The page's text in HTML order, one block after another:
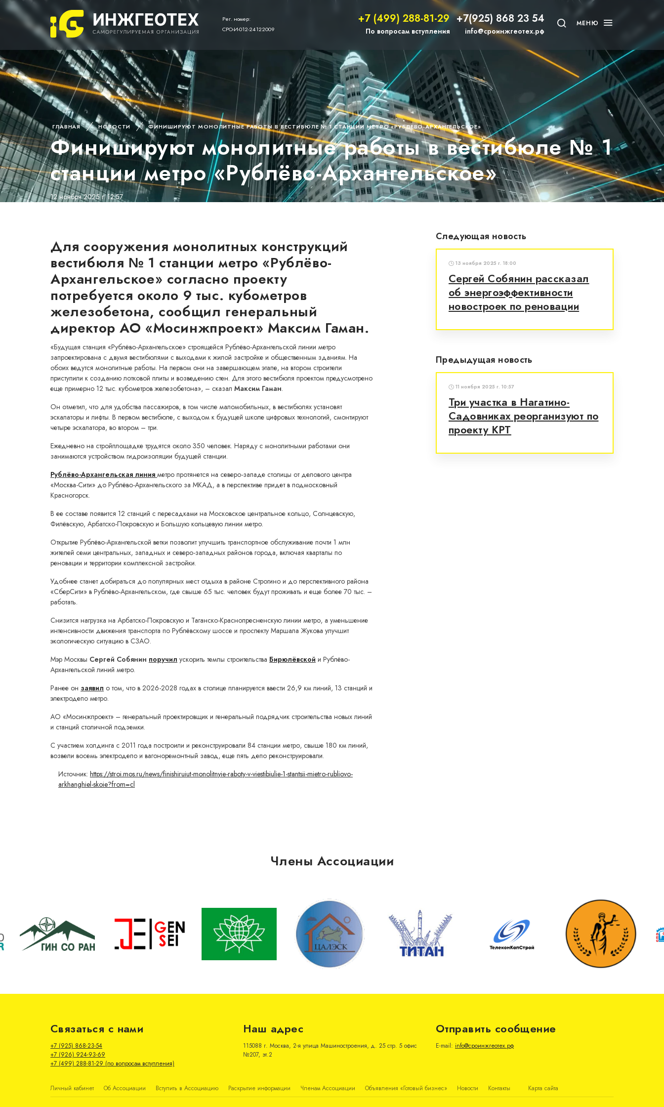
Рег. номер:
СРО-И-012-24122009
+7 (499) 288-81-29
По вопросам вступления
+7(925) 868 23 54
info@сроинжгеотех.рф
МЕНЮ
ГЛАВНАЯ НОВОСТИ ФИНИШИРУЮТ МОНОЛИТНЫЕ РАБОТЫ В ВЕСТИБЮЛЕ № 1 СТАНЦИИ МЕТРО «РУБЛЁВО-АРХАНГЕЛЬСКОЕ»
Финишируют монолитные работы в вестибюле № 1
станции метро «Рублёво-Архангельское»
12 ноября 2025 г. 12:57
Для сооружения монолитных конструкций
вестибюля № 1 станции метро «Рублёво-
Архангельское» согласно проекту
потребуется около 9 тыс. кубометров
железобетона, сообщил генеральный
директор АО «Мосинжпроект» Максим Гаман.
«Будущая станция «Рублёво-Архангельское» строящейся Рублёво-Архангельской линии метро
запроектирована с двумя вестибюлями с выходами к жилой застройке и общественным зданиям. На
обоих ведутся монолитные работы. На первом они на завершающем этапе, на втором строители
приступили к созданию лотковой плиты и возведению стен. Для этого вестибюля проектом предусмотрено
еще примерно 12 тыс. кубометров железобетона», – сказал Максим Гаман.
Он отметил, что для удобства пассажиров, в том числе маломобильных, в вестибюлях установят
эскалаторы и лифты. В первом вестибюле, с выходом к будущей школе цифровых технологий, смонтируют
четыре эскалатора, во втором – три.
Ежедневно на стройплощадке трудятся около 350 человек. Наряду с монолитными работами они
занимаются устройством гидроизоляции будущей станции.
Рублёво-Архангельская линия метро протянется на северо-западе столицы от делового центра
«Москва-Сити» до Рублёво-Архангельского за МКАД, а в перспективе придет в подмосковный
Красногорск.
В ее составе появится 12 станций с пересадками на Московское центральное кольцо, Солнцевскую,
Филёвскую, Арбатско-Покровскую и Большую кольцевую линии метро.
Открытие Рублёво-Архангельской ветки позволит улучшить транспортное обслуживание почти 1 млн
жителей семи центральных, западных и северо-западных районов города, включая кварталы по
реновации и территории комплексной застройки.
Удобнее станет добираться до популярных мест отдыха в районе Строгино и до перспективного района
«СберСити» в Рублёво-Архангельском, где свыше 65 тыс. человек будут проживать и еще более 70 тыс. –
работать.
Снизится нагрузка на Арбатско-Покровскую и Таганско-Краснопресненскую линии метро, а уменьшение
интенсивности движения транспорта по Рублёвскому шоссе и проспекту Маршала Жукова улучшит
экологическую ситуацию в СЗАО.
Мэр Москвы Сергей Собянин поручил ускорить темпы строительства Бирюлёвской и Рублёво-
Архангельской линий метро.
Ранее он заявил о том, что в 2026-2028 годах в столице планируется ввести 26,9 км линий, 13 станций и
электродепо метро.
АО «Мосинжпроект» – генеральный проектировщик и генеральный подрядчик строительства новых линий
и станций столичной подземки.
С участием холдинга с 2011 года построили и реконструировали 84 станции метро, свыше 180 км линий,
возвели восемь электродепо и вагоноремонтный завод, еще пять депо реконструировали.
Источник: https://stroi.mos.ru/news/finishiruiut-monolitnyie-raboty-v-viestibiulie-1-stantsii-mietro-rubliovo-
arkhanghiel-skoie?from=cl
Следующая новость
13 ноября 2025 г. 18:00
Сергей Собянин рассказал
об энергоэффективности
новостроек по реновации
Предыдущая новость
11 ноября 2025 г. 10:57
Три участка в Нагатино-
Садовниках реорганизуют по
проекту КРТ
Члены Ассоциации
Связаться с нами
+7 (925) 868-23-54
+7 (926) 924-93-69
+7 (499) 288-81-29 (по вопросам вступления)
Наш адрес
115088 г. Москва, 2-я улица Машиностроения, д. 25 стр. 5 офис
№207, эт.2
Отправить сообщение
E-mail: info@сроинжгеотех.рф
Личный кабинет Об Ассоциации Вступить в Ассоциацию Раскрытие информации Членам Ассоциации Объявления «Готовый бизнес» Новости Контакты Карта сайта